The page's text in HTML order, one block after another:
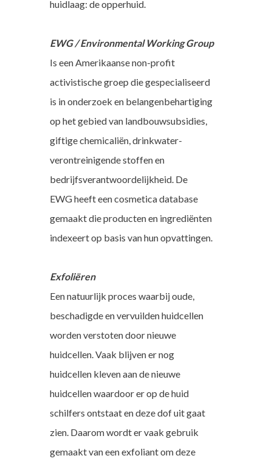
huidlaag: de opperhuid.
EWG / Environmental Working Group
Is een Amerikaanse non-profit
activistische groep die gespecialiseerd
is in onderzoek en belangenbehartiging
op het gebied van landbouwsubsidies,
giftige chemicaliën, drinkwater-
verontreinigende stoffen en
bedrijfsverantwoordelijkheid. De
EWG heeft een cosmetica database
gemaakt die producten en ingrediënten
indexeert op basis van hun opvattingen.
Exfoliëren
Een natuurlijk proces waarbij oude,
beschadigde en vervuilden huidcellen
worden verstoten door nieuwe
huidcellen. Vaak blijven er nog
huidcellen kleven aan de nieuwe
huidcellen waardoor er op de huid
schilfers ontstaat en deze dof uit gaat
zien. Daarom wordt er vaak gebruik
gemaakt van een exfoliant om deze